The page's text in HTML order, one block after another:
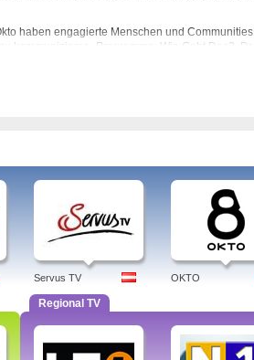
haben engagierte Menschen und Communities
kommunizieren. Programme: Wie Geht Das?, Dr
in the City, Studio Elektra. Tags: okto tv, lnb,
Servus TV OKTO
Regional TV